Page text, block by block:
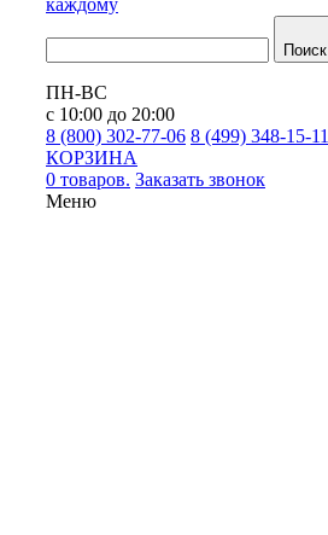
каждому
Поиск
ПН-ВС
с 10:00 до 20:00
8 (800) 302-77-06 8 (499) 348-15-11
КОРЗИНА
0 товаров. Заказать звонок
Меню